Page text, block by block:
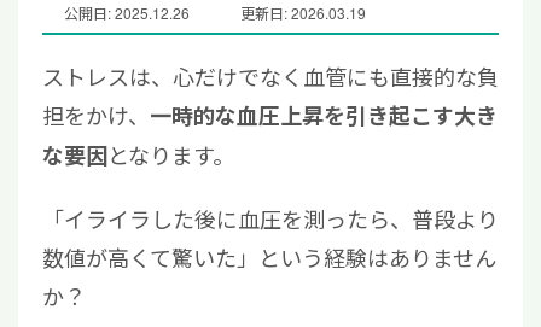
公開日: 2025.12.26 更新日: 2026.03.19
ストレスは、心だけでなく血管にも直接的な負
担をかけ、 一時的な血圧上昇を引き起こす大き
な要因となります。
「イライラした後に血圧を測ったら、普段より
数値が高くて驚いた」という経験はありません
か？